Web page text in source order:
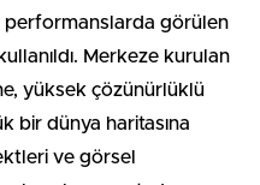
performanslarda görülen
Merkeze kurulan
yüksek çözünürlüklü
bir dünya haritasına
ve görsel